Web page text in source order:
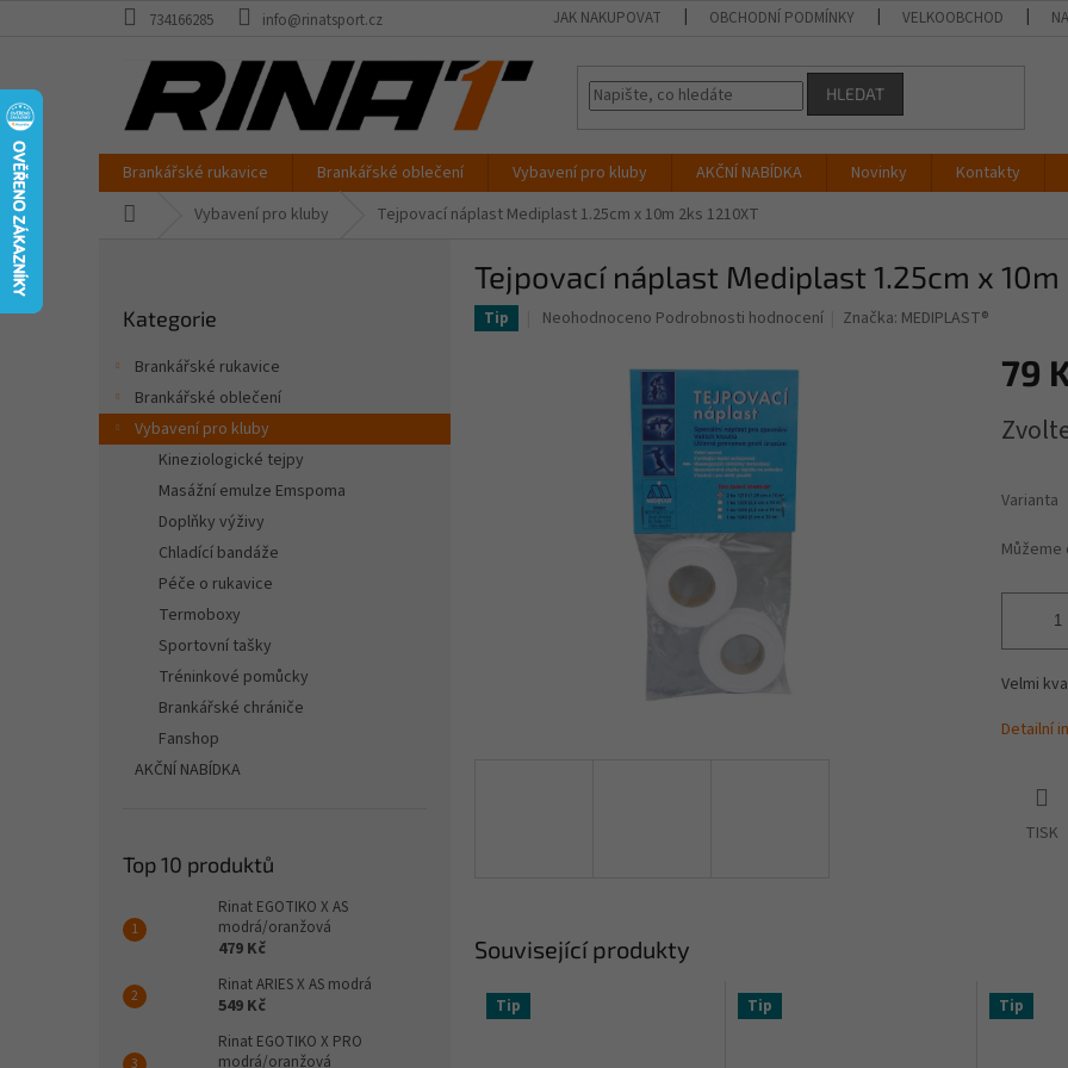
734166285 info@rinatsport.cz JAK NAKUPOVAT OBCHODNÍ PODMÍNKY VELKOOBCHOD
HLEDAT
Brankářské rukavice Brankářské oblečení Vybavení pro kluby AKČNÍ NABÍDKA Novinky Kontakty
Vybavení pro kluby Tejpovací náplast Mediplast 1.25cm x 10m 2ks 1210XT
n
kategorie
Kategorie
Brankářské rukavice
Brankářské oblečení
Vybavení pro kluby
Kineziologické tejpy
Masážní emulze Emspoma
Doplňky výživy
Chladící bandáže
Péče o rukavice
Termoboxy
Sportovní tašky
Tréninkové pomůcky
Brankářské chrániče
Fanshop
AKČNÍ NABÍDKA
Top 10 produktů
Rinat EGOTIKO X AS
modrá/oranžová
479 Kč
Rinat ARIES X AS modrá
549 Kč
Rinat EGOTIKO X PRO
modrá/oranžová
Tejpovací náplast Mediplast 1.25cm x 10m
Tip
Průměrné
Neohodnoceno Podrobnosti hodnocení Značka: MEDIPLAST®
79
cena:
Varianta
Velmi
Detailní
TISK
Související produkty
Tip Tip Tip